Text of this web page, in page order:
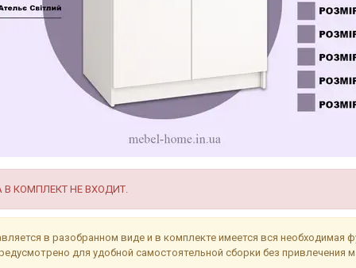
КОМПЛЕКТ НЕ ВХОДИТ.
в разобранном виде и в комплекте имеется вся необходимая
для удобной самостоятельной сборки без привлечения